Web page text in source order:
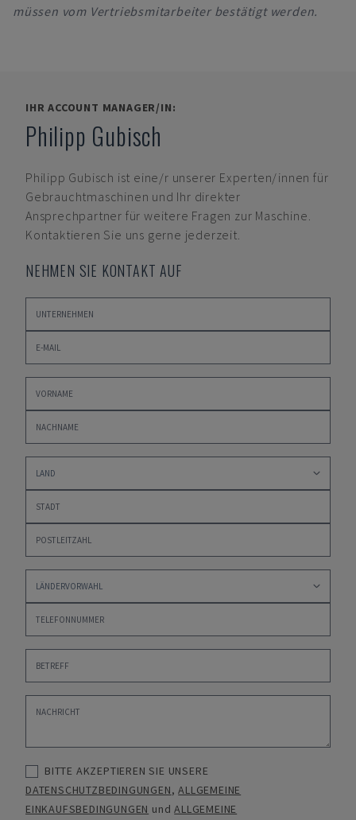
müssen vom Vertriebsmitarbeiter bestätigt werden.
IHR ACCOUNT MANAGER/IN:
Philipp Gubisch
Philipp Gubisch ist eine/r unserer Experten/innen für
Gebrauchtmaschinen und Ihr direkter
Ansprechpartner für weitere Fragen zur Maschine.
Kontaktieren Sie uns gerne jederzeit.
NEHMEN SIE KONTAKT AUF
BITTE AKZEPTIEREN SIE UNSERE
DATENSCHUTZBEDINGUNGEN,ALLGEMEINE
EINKAUFSBEDINGUNGEN undALLGEMEINE